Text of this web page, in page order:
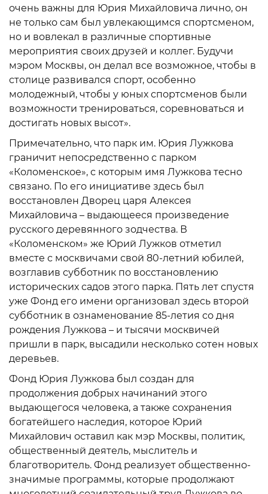
очень важны для Юрия Михайловича лично, он
не только сам был увлекающимся спортсменом,
но и вовлекал в различные спортивные
мероприятия своих друзей и коллег. Будучи
мэром Москвы, он делал все возможное, чтобы в
столице развивался спорт, особенно
молодежный, чтобы у юных спортсменов были
возможности тренироваться, соревноваться и
достигать новых высот».
Примечательно, что парк им. Юрия Лужкова
граничит непосредственно с парком
«Коломенское», с которым имя Лужкова тесно
связано. По его инициативе здесь был
восстановлен Дворец царя Алексея
Михайловича – выдающееся произведение
русского деревянного зодчества. В
«Коломенском» же Юрий Лужков отметил
вместе с москвичами свой 80-летний юбилей,
возглавив субботник по восстановлению
исторических садов этого парка. Пять лет спустя
уже Фонд его имени организовал здесь второй
субботник в ознаменование 85-летия со дня
рождения Лужкова – и тысячи москвичей
пришли в парк, высадили несколько сотен новых
деревьев.
Фонд Юрия Лужкова был создан для
продолжения добрых начинаний этого
выдающегося человека, а также сохранения
богатейшего наследия, которое Юрий
Михайлович оставил как мэр Москвы, политик,
общественный деятель, мыслитель и
благотворитель. Фонд реализует общественно-
значимые программы, которые продолжают